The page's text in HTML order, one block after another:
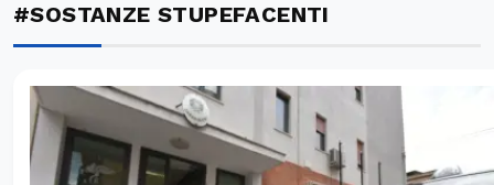
#SOSTANZE STUPEFACENTI